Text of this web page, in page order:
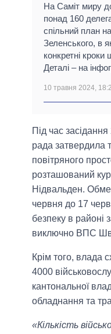
На Саміт миру
понад 160
спільний план
Зеленського, в
конкретні
Деталі – на
10 травня 2024,
Під час
рада затвердила
повітряного
розташований
Нідвальден.
червня до 17
безпеку в районі
виключно ВПС
Крім того, влада
4000
кантональної
обладнання та
«Кількість